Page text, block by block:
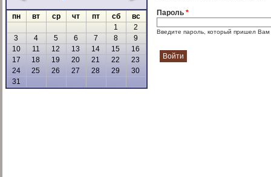
пн вт ср чт пт сб
вс
1
2
3
4 5 6 7 8
9
10
11 12 13 14 15
16
17
18 19 20 21 22
23
24
25 26 27 28 29
30
31
Пароль *
Введите пароль, который пришел Вам